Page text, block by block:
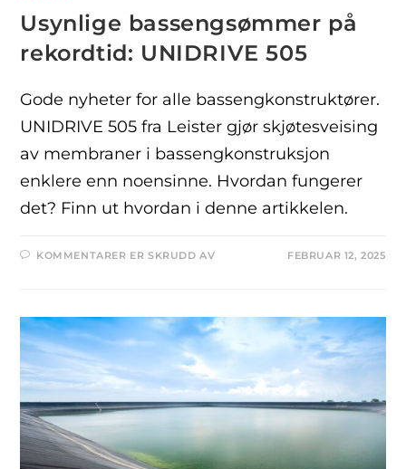
Usynlige bassengsømmer på
rekordtid: UNIDRIVE 505
Gode nyheter for alle bassengkonstruktører.
UNIDRIVE 505 fra Leister gjør skjøtesveising
av membraner i bassengkonstruksjon
enklere enn noensinne. Hvordan fungerer
det? Finn ut hvordan i denne artikkelen.
KOMMENTARER ER SKRUDD AV FEBRUAR 12, 2025